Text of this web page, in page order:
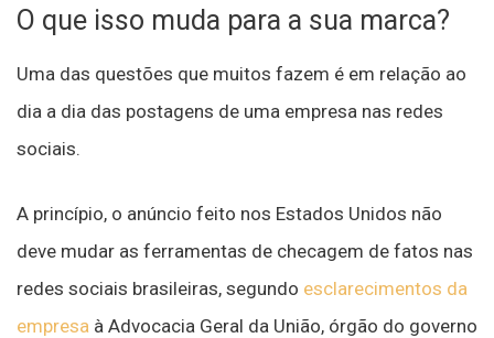
O que isso muda para a sua marca?
Uma das questões que muitos fazem é em relação ao
dia a dia das postagens de uma empresa nas redes
sociais.
A princípio, o anúncio feito nos Estados Unidos não
deve mudar as ferramentas de checagem de fatos nas
redes sociais brasileiras, segundo esclarecimentos da
empresa à Advocacia Geral da União, órgão do governo